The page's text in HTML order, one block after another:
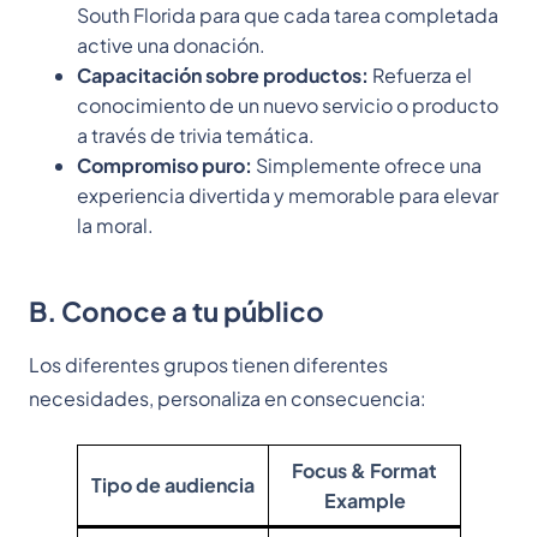
South Florida para que cada tarea completada
active una donación.
Capacitación sobre productos: Refuerza el
conocimiento de un nuevo servicio o producto
a través de trivia temática.
Compromiso puro: Simplemente ofrece una
experiencia divertida y memorable para elevar
la moral.
B. Conoce a tu público
Los diferentes grupos tienen diferentes
necesidades, personaliza en consecuencia:
Tipo de audiencia
Focus & Format
Example